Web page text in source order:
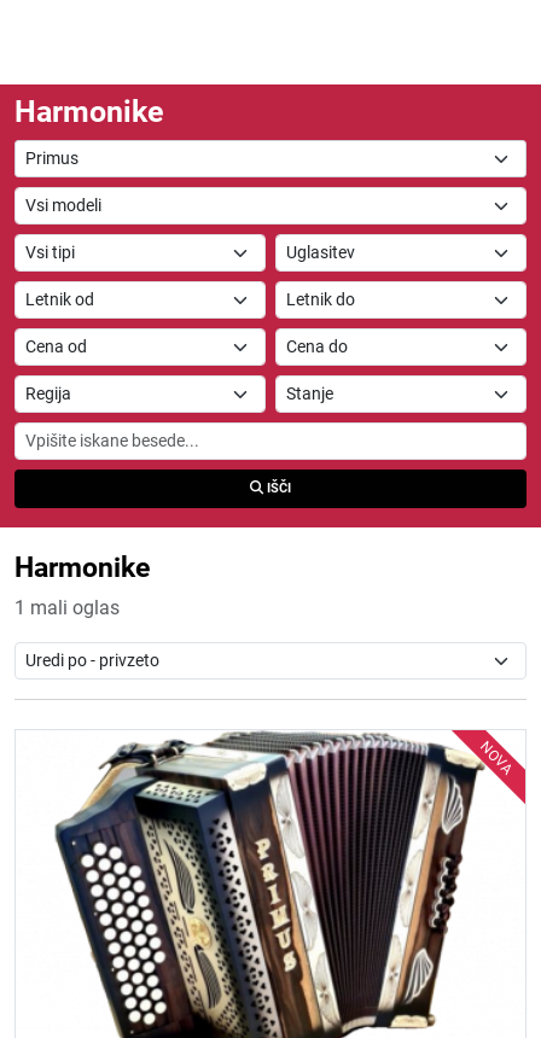
Harmonike
Primus
IŠČI
Harmonike
1 mali oglas
NOVA